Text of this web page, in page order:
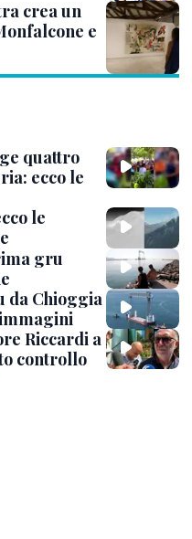
crea un
e
quattro
ecco le
le
gru
da Chioggia
Riccardi a
controllo